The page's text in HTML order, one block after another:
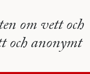
om vett och
och anonymt